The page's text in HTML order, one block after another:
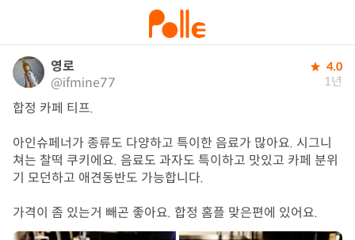
영로
@ifmine77
4.0
1년
합정 카페 티프.
아인슈페너가 종류도 다양하고 특이한 음료가 많아요. 시그니
쳐는 찰떡 쿠키에요. 음료도 과자도 특이하고 맛있고 카페 분위
기 모던하고 애견동반도 가능합니다.
가격이 좀 있는거 빼곤 좋아요. 합정 홈플 맞은편에 있어요.